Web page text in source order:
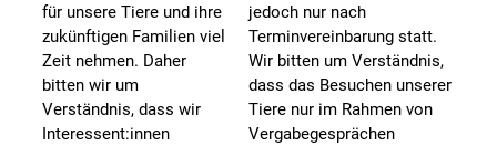
für unsere Tiere und ihre
zukünftigen Familien viel
Zeit nehmen. Daher
bitten wir um
Verständnis, dass wir
Interessent:innen
jedoch nur nach
Terminvereinbarung statt.
Wir bitten um Verständnis,
dass das Besuchen unserer
Tiere nur im Rahmen von
Vergabegesprächen